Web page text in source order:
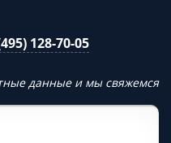
128-70-05
данные и мы свяжемся